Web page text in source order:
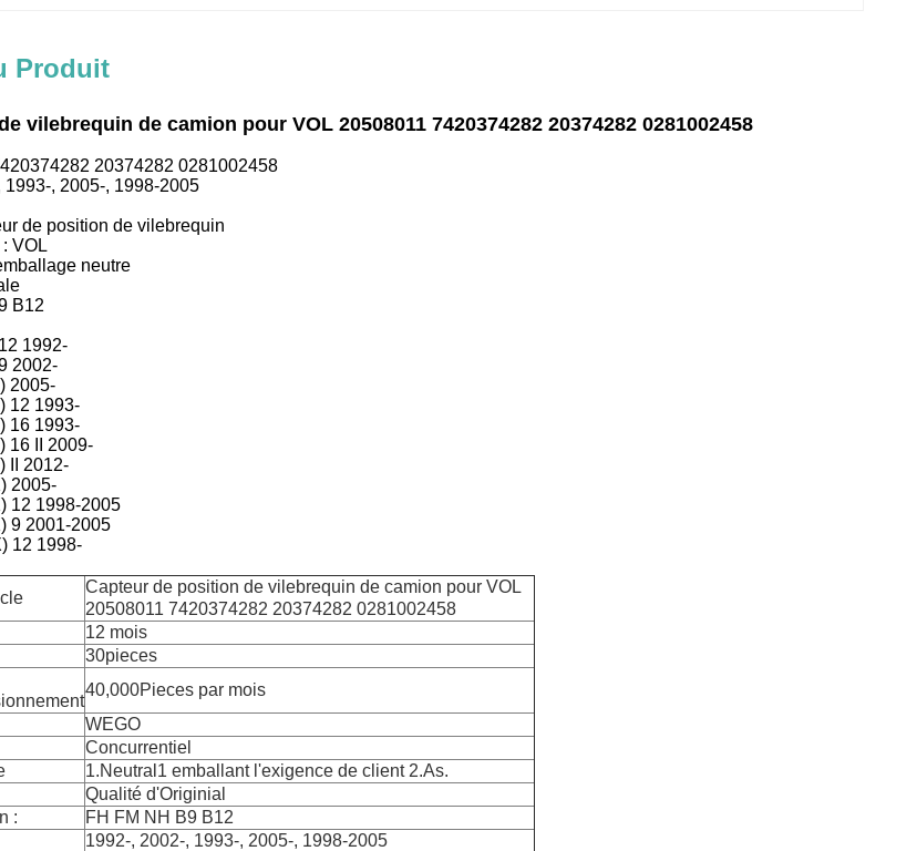
Produit
vilebrequin de camion pour VOL 20508011 7420374282 20374282 0281002458
20374282 0281002458
1993-, 2005-, 1998-2005
de position de vilebrequin
VOL
neutre
B12
1992-
2002-
2005-
12 1993-
16 1993-
16 II 2009-
II 2012-
2005-
12 1998-2005
9 2001-2005
12 1998-
Capteur de position de vilebrequin de camion pour VOL
20508011 7420374282 20374282 0281002458
12 mois
30pieces
40,000Pieces par mois
WEGO
Concurrentiel
1.Neutral1 emballant l'exigence de client 2.As.
Qualité d'Originial
:
FH FM NH B9 B12
1992-, 2002-, 1993-, 2005-, 1998-2005